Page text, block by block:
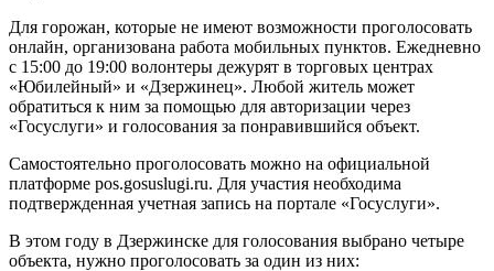
Для горожан, которые не имеют возможности проголосовать
онлайн, организована работа мобильных пунктов. Ежедневно
с 15:00 до 19:00 волонтеры дежурят в торговых центрах
«Юбилейный» и «Дзержинец». Любой житель может
обратиться к ним за помощью для авторизации через
«Госуслуги» и голосования за понравившийся объект.
Самостоятельно проголосовать можно на официальной
платформе pos.gosuslugi.ru. Для участия необходима
подтвержденная учетная запись на портале «Госуслуги».
В этом году в Дзержинске для голосования выбрано четыре
объекта, нужно проголосовать за один из них: